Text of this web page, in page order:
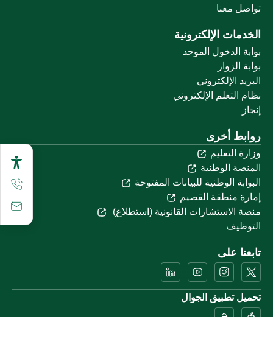
تواصل معنا
الخدمات الإلكترونية
بوابة الدخول الموحد
بوابة الزوار
البريد الإلكتروني
نظام التعلم الإلكتروني
إنجاز
روابط أخرى
وزارة التعليم
المنصة الوطنية
البوابة الوطنية للبيانات المفتوحة
إمارة منطقة القصيم
منصة الاستشارات القانونية (استطلاع)
التوظيف
تابعنا على
تحميل تطبيق الجوال